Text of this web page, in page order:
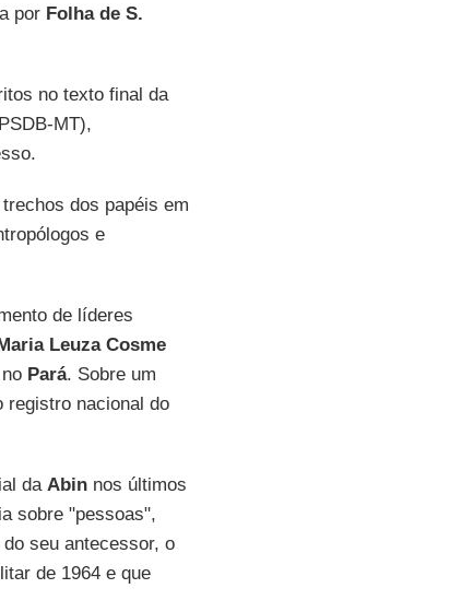
por Folha de S.
no texto final da
MT),
dos papéis em
e
de líderes
Leuza Cosme
Pará. Sobre um
registro nacional do
da Abinnos últimos
sobre "pessoas",
seu antecessor, o
de 1964 e que